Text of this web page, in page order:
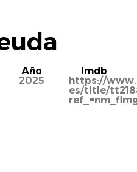
Año
2025
Imdb
https://
es/title/